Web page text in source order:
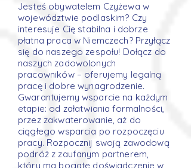
Jesteś obywatelem Czyżewa w
województwie podlaskim? Czy
interesuje Cię stabilna i dobrze
płatna praca w Niemczech? Przyłącz
się do naszego zespołu! Dołącz do
naszych zadowolonych
pracowników – oferujemy legalną
pracę i dobre wynagrodzenie.
Gwarantujemy wsparcie na każdym
etapie: od załatwiania formalności,
przez zakwaterowanie, aż do
ciągłego wsparcia po rozpoczęciu
pracy. Rozpocznij swoją zawodową
podróż z zaufanym partnerem,
który ma bogate doświadczenie w